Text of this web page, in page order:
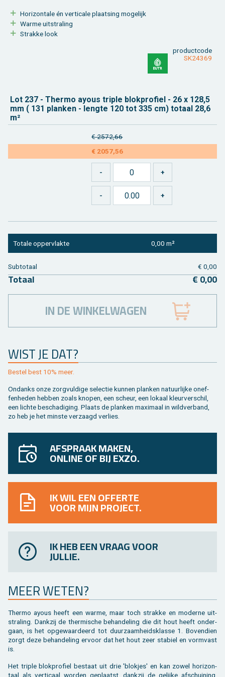
Ho­ri­zon­ta­le én ver­ti­ca­le plaat­sing mo­ge­lijk
Warme uit­stra­ling
Strak­ke look
product­code
SK24369
Lot 237 - Ther­mo ayous tri­ple blok­pro­fiel - 26 x 128,5
mm ( 131 plan­ken - leng­te 120 tot 335 cm) to­taal 28,6
m²
€ 2572,66
€ 2057,56
WIST JE DAT?
Be­stel best 10% meer.
On­danks onze zorg­vul­di­ge se­lec­tie kun­nen plan­ken na­tuur­lij­ke on­ef­
fen­he­den heb­ben zoals kno­pen, een scheur, een lo­kaal kleur­ver­schil,
een lich­te be­scha­di­ging. Plaats de plan­ken maxi­maal in wild­ver­band,
zo heb je het min­ste ver­zaagd ver­lies.
To­ta­le op­per­vlak­te 0,00 m²
Sub­to­taal € 0,00
To­taal € 0,00
IN DE WINKELWAGEN
AFSPRAAK MAKEN,
ONLINE OF BIJ EXZO.
IK WIL EEN OFFERTE
VOOR MIJN PROJECT.
IK HEB EEN VRAAG VOOR
JULLIE.
MEER WETEN?
Ther­mo ayous heeft een warme, maar toch strak­ke en mo­der­ne uit­
stra­ling. Dank­zij de ther­mi­sche be­han­de­ling die dit hout heeft on­der­
gaan, is het op­ge­waar­deerd tot duur­zaam­heids­klas­se 1. Bo­ven­dien
zorgt deze be­han­de­ling er­voor dat het hout zeer sta­biel en vorm­vast
is.
Het tri­ple blok­pro­fiel be­staat uit drie 'blok­jes' en kan zowel ho­ri­zon­
taal als ver­ti­caal wor­den ge­plaatst, dank­zij de ge­lij­ke af­schui­ning.